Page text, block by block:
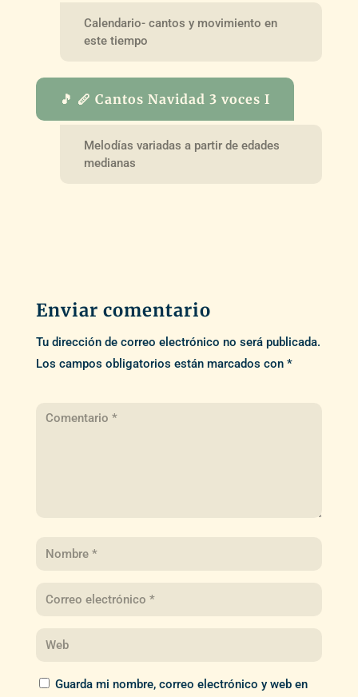
Calendario- cantos y movimiento en
este tiempo
🎵 🪈 Cantos Navidad 3 voces I
Melodías variadas a partir de edades
medianas
Enviar comentario
Tu dirección de correo electrónico no será publicada.
Los campos obligatorios están marcados con *
Guarda mi nombre, correo electrónico y web en